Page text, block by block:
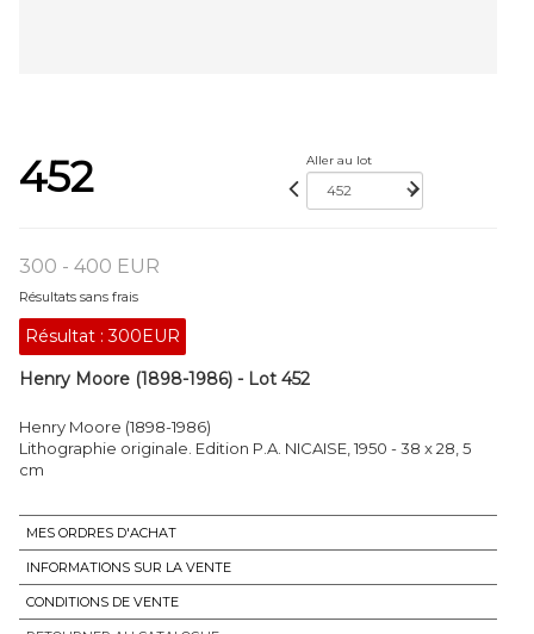
452 Aller au lot
300 - 400 EUR
Résultats sans frais
Résultat :300EUR
Henry Moore (1898-1986) - Lot 452
Henry Moore (1898-1986)
Lithographie originale. Edition P.A. NICAISE, 1950 - 38 x 28, 5
cm
MES ORDRES D'ACHAT
INFORMATIONS SUR LA VENTE
CONDITIONS DE VENTE